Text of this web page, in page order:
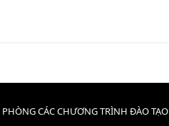
PHÒNG CÁC CHƯƠNG TRÌNH ĐÀO